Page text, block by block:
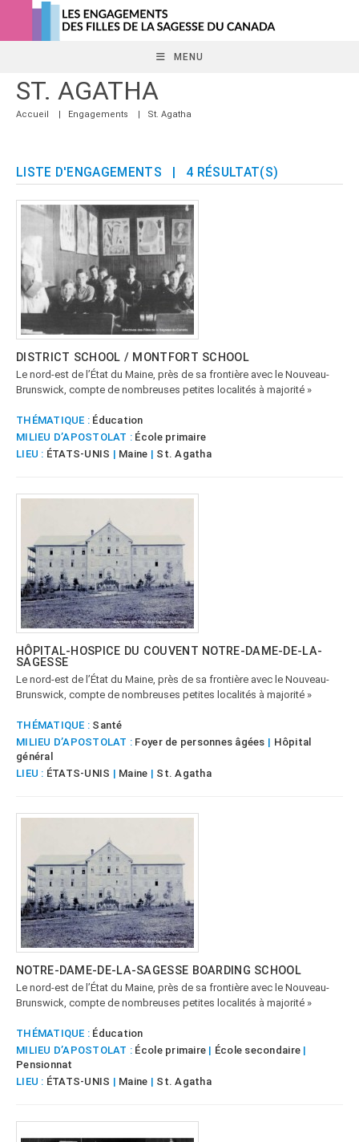
content
MENU
ST. AGATHA
Accueil | Engagements | St. Agatha
LISTE D'ENGAGEMENTS | 4 RÉSULTAT(S)
DISTRICT SCHOOL / MONTFORT SCHOOL
Le nord-est de l’État du Maine, près de sa frontière avec le Nouveau-
Brunswick, compte de nombreuses petites localités à majorité »
THÉMATIQUE : Éducation
MILIEU D’APOSTOLAT : École primaire
LIEU : ÉTATS-UNIS | Maine | St. Agatha
HÔPITAL-HOSPICE DU COUVENT NOTRE-DAME-DE-LA-
SAGESSE
Le nord-est de l’État du Maine, près de sa frontière avec le Nouveau-
Brunswick, compte de nombreuses petites localités à majorité »
THÉMATIQUE : Santé
MILIEU D’APOSTOLAT : Foyer de personnes âgées | Hôpital
général
LIEU : ÉTATS-UNIS | Maine | St. Agatha
NOTRE-DAME-DE-LA-SAGESSE BOARDING SCHOOL
Le nord-est de l’État du Maine, près de sa frontière avec le Nouveau-
Brunswick, compte de nombreuses petites localités à majorité »
THÉMATIQUE : Éducation
MILIEU D’APOSTOLAT : École primaire | École secondaire |
Pensionnat
LIEU : ÉTATS-UNIS | Maine | St. Agatha